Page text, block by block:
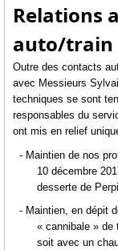
Relations
auto/train
Outre des contacts
avec Messieurs
techniques se sont
responsables du
ont mis en relief
- Maintien de nos
10 décembre
desserte de
- Maintien, en dépit
« cannibale » de
soit avec un